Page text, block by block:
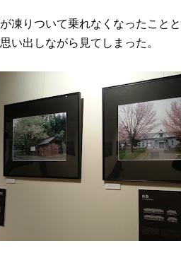
凍りついて乗れなくなったことと
い出しながら見てしまった。